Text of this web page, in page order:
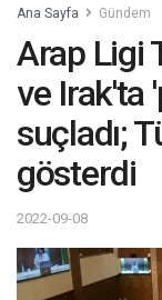
Ana Sayfa Gündem
Arap Ligi
ve Irak'ta
suçladı;
gösterdi
2022-09-08